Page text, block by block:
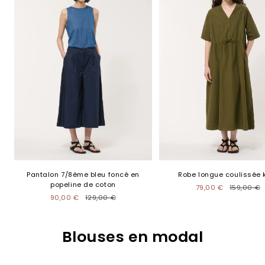
Pantalon 7/8ème bleu foncé en
popeline de coton
90,00 €
129,00 €
Robe longue coulissée
79,00 €
159,00 €
Blouses en modal